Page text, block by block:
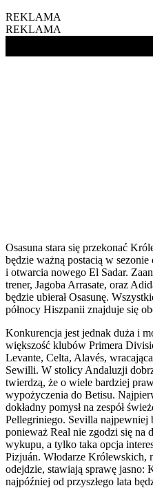
REKLAMA
REKLAMA
Osasuna stara się przekonać
będzie ważną postacią w
i otwarcia nowego El Sadar.
trener, Jagoba Arrasate, oraz
będzie ubierał Osasunę.
północy Hiszpanii znajduje się
Konkurencja jest jednak duża i
większość klubów Primera
Levante, Celta, Alavés,
Sewilli. W stolicy Andaluzji
twierdzą, że o wiele bardziej
wypożyczenia do Betisu.
dokładny pomysł na zespół
Pellegriniego. Sevilla najpewniej
ponieważ Real nie zgodzi się na
wykupu, a tylko taka opcja
Pizjuán. Włodarze Królewskich,
odejdzie, stawiają sprawę jasno:
najpóźniej od przyszłego lata